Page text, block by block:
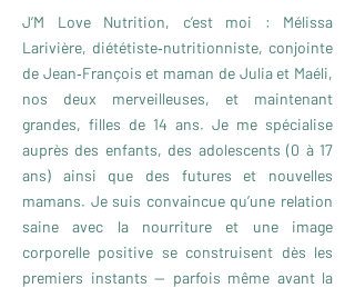
J’M Love Nutrition, c’est moi : Mélissa
Larivière, diététiste‑nutritionniste, conjointe
de Jean‑François et maman de Julia et Maéli,
nos deux merveilleuses, et maintenant
grandes, filles de 14 ans. Je me spécialise
auprès des enfants, des adolescents (0 à 17
ans) ainsi que des futures et nouvelles
mamans. Je suis convaincue qu’une relation
saine avec la nourriture et une image
corporelle positive se construisent dès les
premiers instants — parfois même avant la